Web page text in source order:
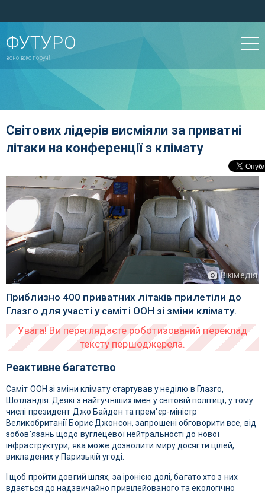
ФУТУРО
воно вже поруч!
Світових лідерів висміяли за приватні
літаки на конференції з клімату
Вікімедія
Приблизно 400 приватних літаків прилетіли до
Глазго для участі у саміті ООН зі зміни клімату.
Реактивне багатство
Саміт ООН зі зміни клімату стартував у неділю в Глазго,
Шотландія. Деякі з найгучніших імен у світовій політиці, у тому
числі президент Джо Байден та прем'єр-міністр
Великобританії Борис Джонсон, запрошені обговорити все, від
зобов'язань щодо вуглецевої нейтральності до нової
інфраструктури, яка може дозволити миру досягти цілей,
викладених у Паризькій угоді.
І щоб пройти довгий шлях, за іронією долі, багато хто з них
вдається до надзвичайно привілейованого та екологічно